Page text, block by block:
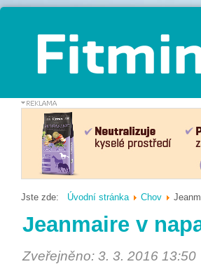
Jste zde: Úvodní stránka Chov
Jeanmaire v
Zveřejněno: 3. 3. 2016 13:50